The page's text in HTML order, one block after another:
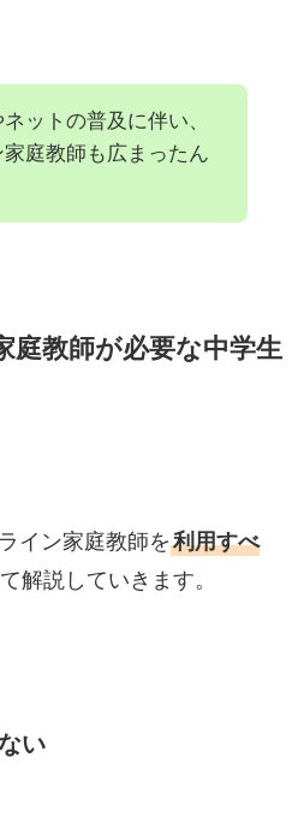
ットの普及に伴い、
庭教師も広まったん
庭教師が必要な中学生
イン家庭教師を利用すべ
解説していきます。
い